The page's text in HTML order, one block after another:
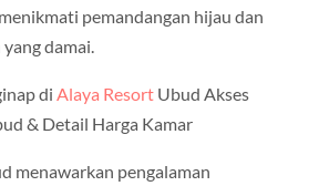
pemandangan hijau dan
damai.
di Alaya ResortUbud Akses
& Detail Harga Kamar
menawarkan pengalaman